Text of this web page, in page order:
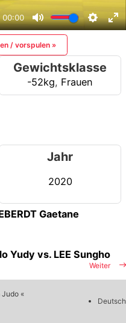
/ vorspulen »
Gewichtsklasse
-52kg, Frauen
Jahr
2020
Gaetane
Weiter
Yudy vs. LEE Sungho
«
Deutsch